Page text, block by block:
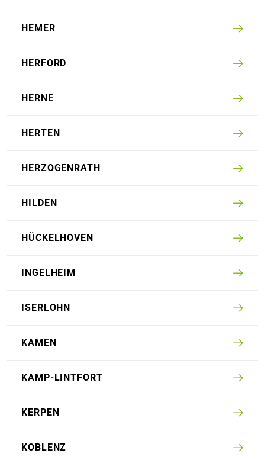
HEMER
HERFORD
HERNE
HERTEN
HERZOGENRATH
HILDEN
HÜCKEL­HOVEN
INGEL­HEIM
ISERLOHN
KAMEN
KAMP-LINT­FORT
KERPEN
KOBLENZ